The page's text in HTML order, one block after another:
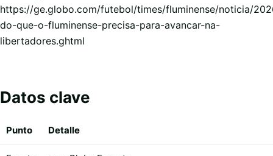
https://ge.globo.com/futebol/times/fluminense/noticia/
do-que-o-fluminense-precisa-para-avancar-na-
libertadores.ghtml
Datos clave
Punto Detalle